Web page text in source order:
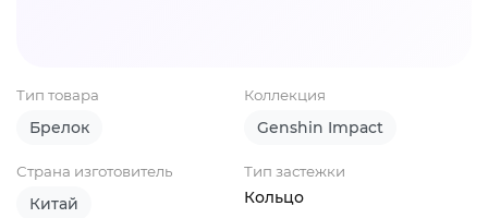
Тип товара
Брелок
Коллекция
Genshin Impact
Страна изготовитель
Китай
Тип застежки
Кольцо